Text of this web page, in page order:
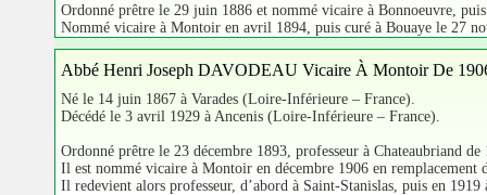
Ordonné prêtre le 29 juin 1886 et nommé vicaire à Bonnoeuvre,
Nommé vicaire à Montoir en avril 1894, puis curé à Bouaye le 27
Abbé Henri Joseph DAVODEAU Vicaire À Montoir De
Né le 14 juin 1867 à Varades (Loire-Inférieure – France).
Décédé le 3 avril 1929 à Ancenis (Loire-Inférieure – France).
Ordonné prêtre le 23 décembre 1893, professeur à Chateaubriand
Il est nommé vicaire à Montoir en décembre 1906 en
Il redevient alors professeur, d’abord à Saint-Stanislas, puis en